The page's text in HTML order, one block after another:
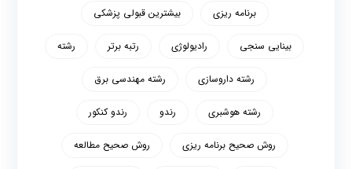
برنامه ریزی بیشترین قبولی پزشکی
بینایی سنجی رادیولوژی رتبه برتر رشته
رشته داروسازی رشته مهندسی برق
رشته هوشبری رندو رندو کنکور
روش صحیح برنامه ریزی روش صحیح مطالعه